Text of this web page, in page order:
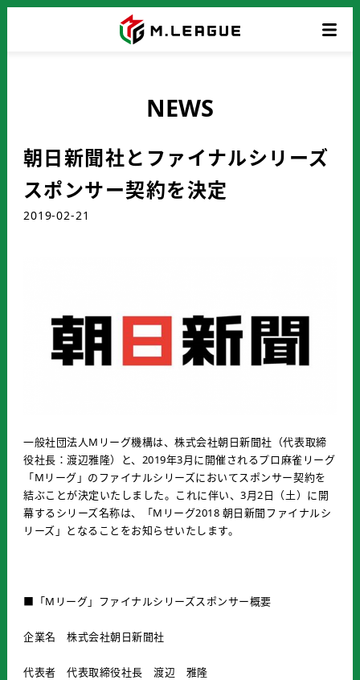
NEWS
朝日新聞社とファイナルシリーズ
スポンサー契約を決定
2019-02-21
一般社団法人Mリーグ機構は、株式会社朝日新聞社（代表取締
役社長：渡辺雅隆）と、2019年3月に開催されるプロ麻雀リーグ
「Mリーグ」のファイナルシリーズにおいてスポンサー契約を
結ぶことが決定いたしました。これに伴い、3月2日（土）に開
幕するシリーズ名称は、「Mリーグ2018 朝日新聞ファイナルシ
リーズ」となることをお知らせいたします。
■「Mリーグ」ファイナルシリーズスポンサー概要
企業名 株式会社朝日新聞社
代表者 代表取締役社長 渡辺 雅隆